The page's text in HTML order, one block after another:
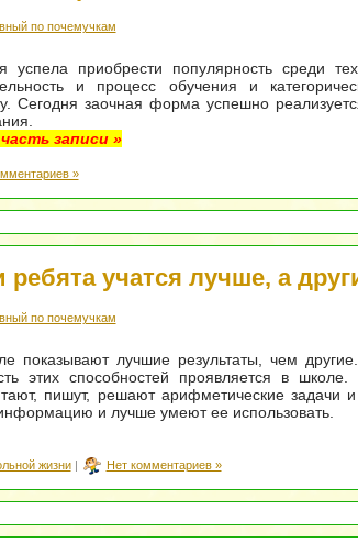
по почемучкам
успела приобрести популярность среди
и процесс обучения и
Сегодня заочная форма успешно
записи »
»
учатся лучше, а
по почемучкам
показывают лучшие результаты, чем
этих способностей проявляется в школе.
пишут, решают арифметические задачи
и лучше умеют ее использовать.
жизни| Нет комментариев »